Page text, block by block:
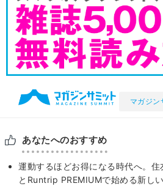
マガジン
あなたへのおすすめ
運動するほどお得になる時代へ。
とRuntrip PREMIUMで始める新し